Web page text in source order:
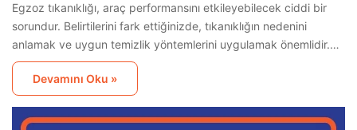
Egzoz tıkanıklığı, araç performansını etkileyebilecek ciddi bir
sorundur. Belirtilerini fark ettiğinizde, tıkanıklığın nedenini
anlamak ve uygun temizlik yöntemlerini uygulamak önemlidir.…
Devamını Oku »